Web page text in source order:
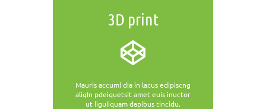
3D print
Mauris accuml dia in lacus edipiscng
aliqIn pdeiquetsit amet euis inuctor
ut liguliquam dapibus tincidu.